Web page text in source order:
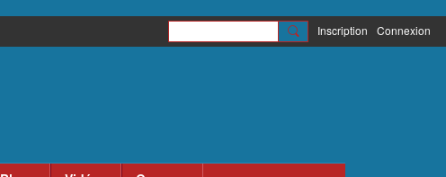
Inscription Connexion